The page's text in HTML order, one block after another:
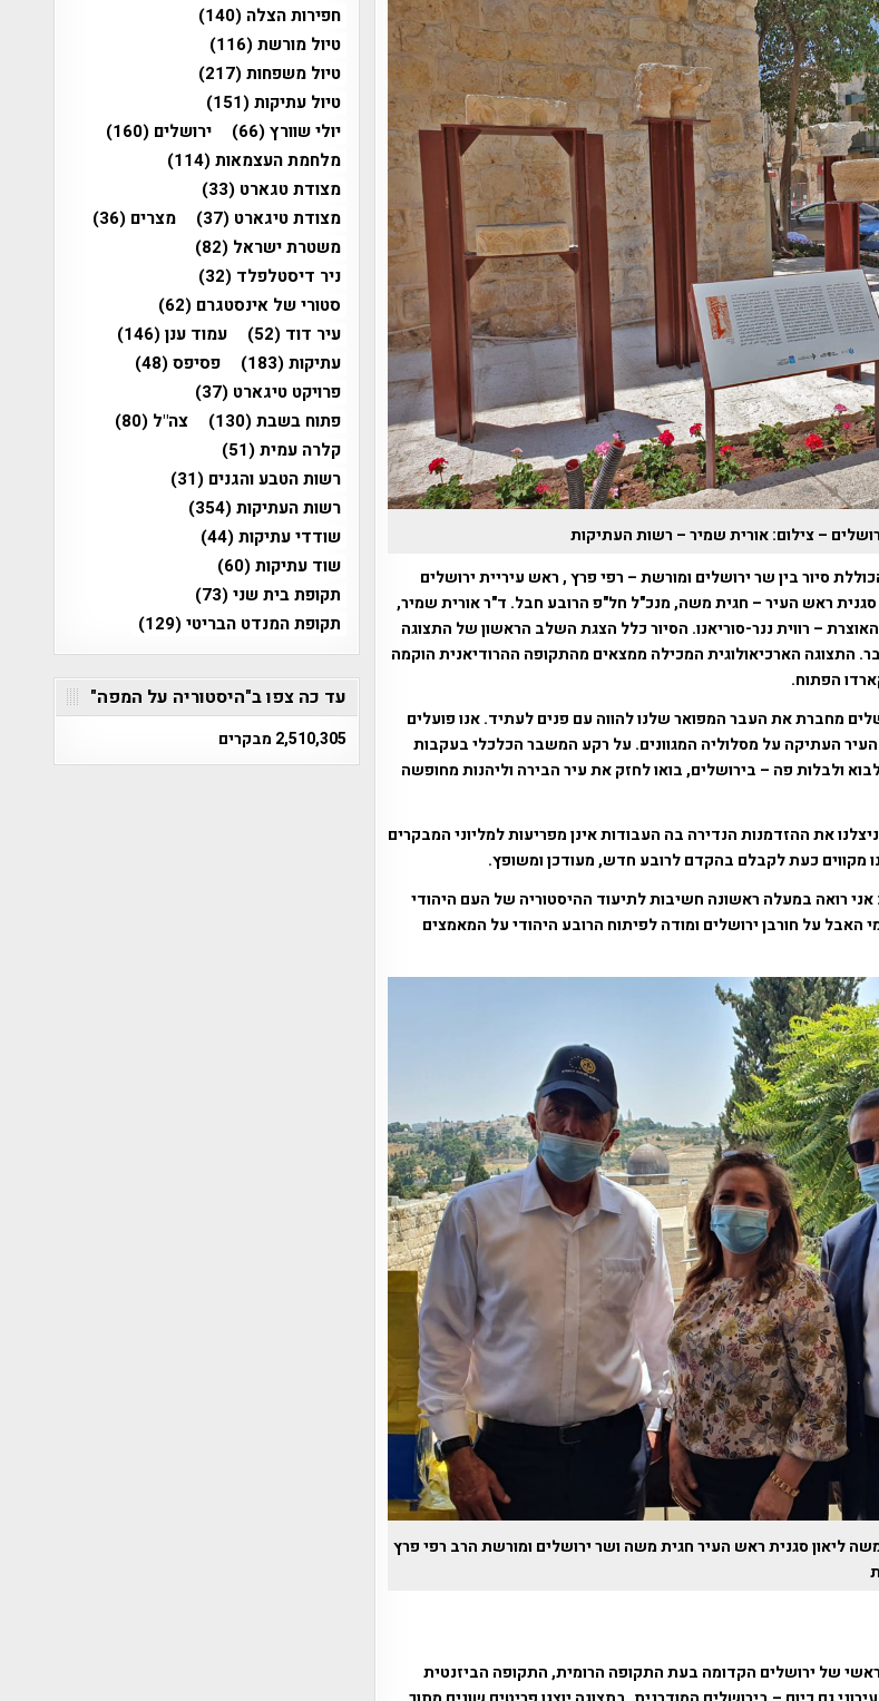
– צילום: אורית שמיר – רשות העתיקות
סיור בין שר ירושלים ומורשת – רפי פרץ , ראש עיריית ירושלים
ראש העיר – חגית משה, מנכ"ל חל"פ הרובע חבל. ד"ר אורית שמיר,
– רווית ננר-סוריאנו. הסיור כלל הצגת השלב הראשון של התצוגה
התצוגה הארכיאולוגית המכילה ממצאים מהתקופה ההרודיאנית הוקמה
הפתוח.
מחברת את העבר המפואר שלנו להווה עם פנים לעתיד. אנו פועלים
העתיקה על מסלוליה המגוונים. על רקע המשבר הכלכלי בעקבות
ולבלות פה – בירושלים, בואו לחזק את עיר הבירה וליהנות מחופשה
את ההזדמנות הנדירה בה העבודות אינן מפריעות למליוני המבקרים
מקווים כעת לקבלם בהקדם לרובע חדש, מעודכן ומשופץ.
רואה במעלה ראשונה חשיבות לתיעוד ההיסטוריה של העם היהודי
האבל על חורבן ירושלים ומודה לפיתוח הרובע היהודי על המאמצים
ליאון סגנית ראש העיר חגית משה ושר ירושלים ומורשת הרב רפי פרץ
של ירושלים הקדומה בעת התקופה הרומית, התקופה הביזנטית
חפירות הצלה (140)
טיול מורשת(116)
טיול משפחות(217)
טיול עתיקות(151)
יולי שוורץ(66) ירושלים (160)
מלחמת העצמאות(114)
מצודת טגארט (33)
מצודת טיגארט (37) מצרים (36)
משטרת ישראל (82)
ניר דיסטלפלד (32)
סטורי של אינסטגרם (62)
עיר דוד (52) עמוד ענן(146)
עתיקות(183) פסיפס(48)
פרויקט טיגארט (37)
פתוח בשבת(130) צה"ל (80)
קלרה עמית(51)
רשות הטבע והגנים (31)
רשות העתיקות(354)
שודדי עתיקות(44)
שוד עתיקות(60)
תקופת בית שני(73)
תקופת המנדט הבריטי(129)
עד כה צפו ב"היסטוריה על המפה"
2,510,305 מבקרים